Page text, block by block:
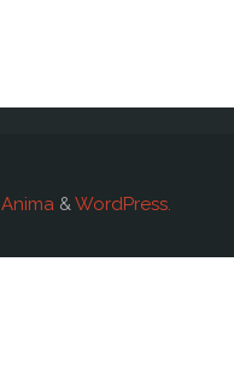
Anima &WordPress.